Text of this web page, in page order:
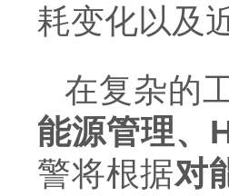
耗变化以及
在复杂的
能源管理、
警将根据对